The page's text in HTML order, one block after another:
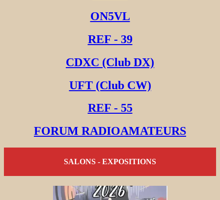
ON5VL
REF - 39
CDXC (Club DX)
UFT (Club CW)
REF - 55
FORUM RADIOAMATEURS
SALONS - EXPOSITIONS